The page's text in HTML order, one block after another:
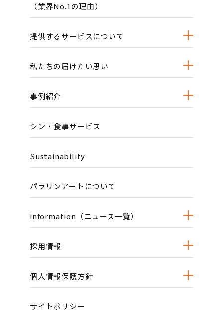
（業界No.1の理由）
提供するサービスについて
私たちの届けたい思い
事例紹介
シン・食事サービス
Sustainability
パラリンアートについて
information（ニュース一覧）
採用情報
個人情報保護方針
サイトポリシー